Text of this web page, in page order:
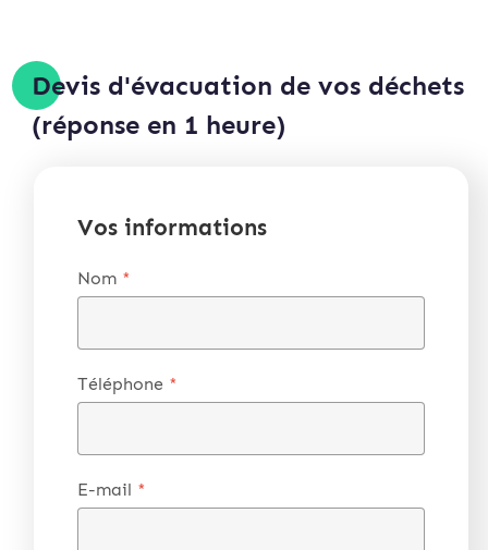
Devis d'évacuation de vos déchets
(réponse en 1 heure)
Vos informations
Nom *
Téléphone *
E-mail *